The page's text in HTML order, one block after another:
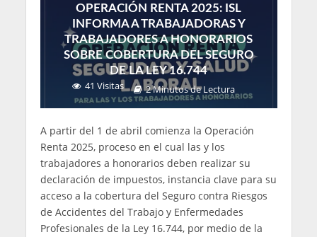
OPERACIÓN RENTA 2025: ISL
INFORMA A TRABAJADORAS Y
TRABAJADORES A HONORARIOS
SOBRE COBERTURA DEL SEGURO
DE LA LEY 16.744
41 Visitas
2 Minutos de Lectura
A partir del 1 de abril comienza la Operación
Renta 2025, proceso en el cual las y los
trabajadores a honorarios deben realizar su
declaración de impuestos, instancia clave para su
acceso a la cobertura del Seguro contra Riesgos
de Accidentes del Trabajo y Enfermedades
Profesionales de la Ley 16.744, por medio de la